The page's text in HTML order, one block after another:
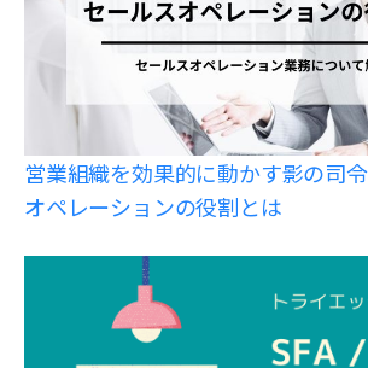
営業組織を効果的に動かす影の司
オペレーションの役割とは